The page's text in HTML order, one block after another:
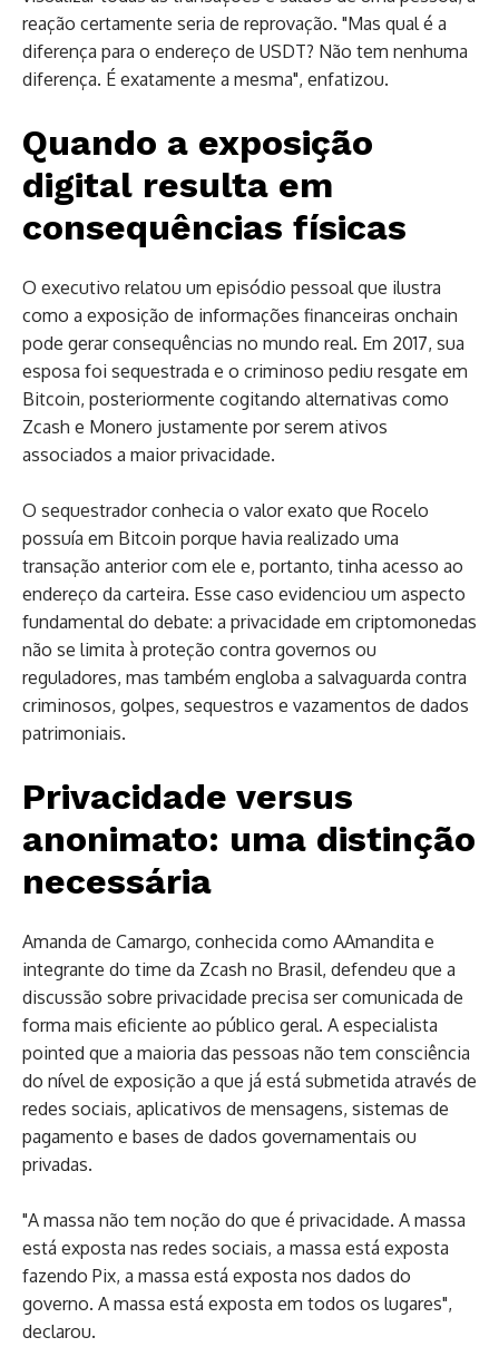
reação certamente seria de reprovação. "Mas qual é a
diferença para o endereço de USDT? Não tem nenhuma
diferença. É exatamente a mesma", enfatizou.
Quando a exposição
digital resulta em
consequências físicas
O executivo relatou um episódio pessoal que ilustra
como a exposição de informações financeiras onchain
pode gerar consequências no mundo real. Em 2017, sua
esposa foi sequestrada e o criminoso pediu resgate em
Bitcoin, posteriormente cogitando alternativas como
Zcash e Monero justamente por serem ativos
associados a maior privacidade.
O sequestrador conhecia o valor exato que Rocelo
possuía em Bitcoin porque havia realizado uma
transação anterior com ele e, portanto, tinha acesso ao
endereço da carteira. Esse caso evidenciou um aspecto
fundamental do debate: a privacidade em criptomonedas
não se limita à proteção contra governos ou
reguladores, mas também engloba a salvaguarda contra
criminosos, golpes, sequestros e vazamentos de dados
patrimoniais.
Privacidade versus
anonimato: uma distinção
necessária
Amanda de Camargo, conhecida como AAmandita e
integrante do time da Zcash no Brasil, defendeu que a
discussão sobre privacidade precisa ser comunicada de
forma mais eficiente ao público geral. A especialista
pointed que a maioria das pessoas não tem consciência
do nível de exposição a que já está submetida através de
redes sociais, aplicativos de mensagens, sistemas de
pagamento e bases de dados governamentais ou
privadas.
"A massa não tem noção do que é privacidade. A massa
está exposta nas redes sociais, a massa está exposta
fazendo Pix, a massa está exposta nos dados do
governo. A massa está exposta em todos os lugares",
declarou.